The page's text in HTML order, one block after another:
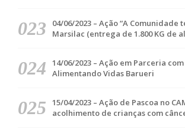
04/06/2023 – Ação “A Comunidade
Marsilac (entrega de 1.800 KG de
14/06/2023 – Ação em Parceria com
Alimentando Vidas Barueri
15/04/2023 – Ação de Pascoa no
acolhimento de crianças com